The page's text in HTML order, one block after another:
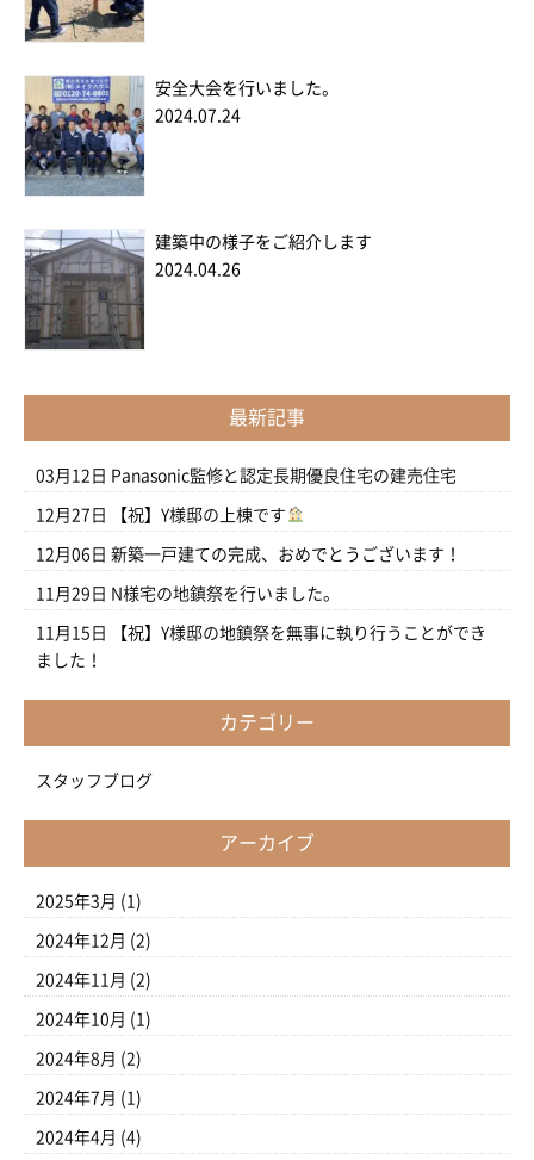
安全大会を行いました。
2024.07.24
建築中の様子をご紹介します
2024.04.26
最新記事
03月12日 Panasonic監修と認定長期優良住宅の建売住宅
12月27日 【祝】Y様邸の上棟です
12月06日 新築一戸建ての完成、おめでとうございます！
11月29日 N様宅の地鎮祭を行いました。
11月15日
【祝】Y様邸の地鎮祭を無事に執り行うことができ
ました！
カテゴリー
スタッフブログ
アーカイブ
2025年3月 (1)
2024年12月 (2)
2024年11月 (2)
2024年10月 (1)
2024年8月 (2)
2024年7月 (1)
2024年4月 (4)